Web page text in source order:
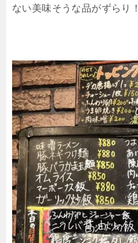
ない美味そうな品がずらり！